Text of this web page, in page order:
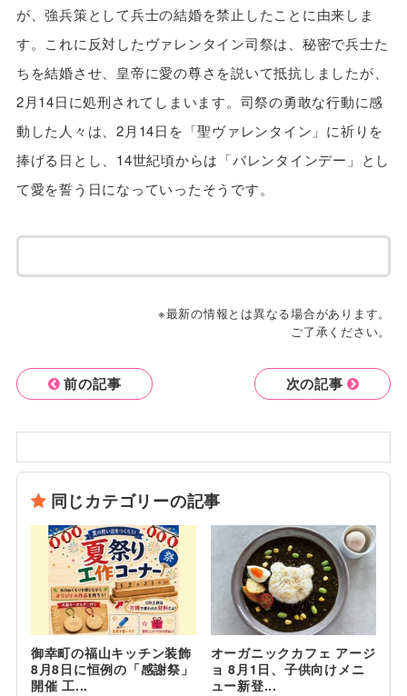
が、強兵策として兵士の結婚を禁止したことに由来しま
す。これに反対したヴァレンタイン司祭は、秘密で兵士た
ちを結婚させ、皇帝に愛の尊さを説いて抵抗しましたが、
2月14日に処刑されてしまいます。司祭の勇敢な行動に感
動した人々は、2月14日を「聖ヴァレンタイン」に祈りを
捧げる日とし、14世紀頃からは「バレンタインデー」とし
て愛を誓う日になっていったそうです。
※最新の情報とは異なる場合があります。
ご了承ください。
前の記事 次の記事
同じカテゴリーの記事
御幸町の福山キッチン装飾
8月8日に恒例の「感謝祭」
開催 工...
オーガニックカフェ アージ
ョ 8月1日、子供向けメニ
ュー新登...